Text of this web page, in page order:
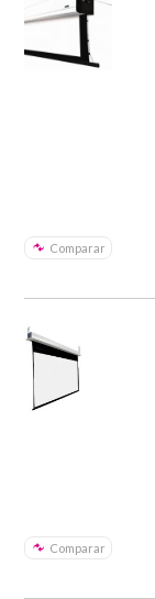
Comparar
Comparar